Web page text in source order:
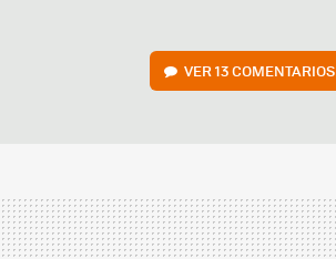
VER13 COMENTARIOS